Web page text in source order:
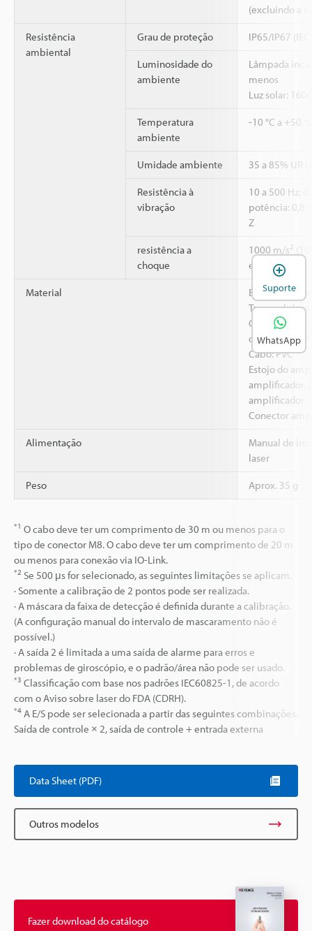
(excluindo a
Resistência
ambiental
Grau de proteção IP65/IP67
Luminosidade do
ambiente
Lâmpada
menos
Luz solar:
Temperatura
ambiente
-10 °C a +50
Umidade ambiente 35 a 85% UR
Resistência à
vibração
10 a 500 Hz;
potência:
Z
resistência a
choque
1000 m/s2
eixos X, Y e Z
Material
Estojo da
Tampa da
Gaxeta da
da lente),
Cabo: PVC
Estojo do
amplificador,
amplificador:
Conector
Alimentação
Manual de
laser
Peso Aprox. 35 g
*1 O cabo deve ter um comprimento de 30 m ou menos para o
tipo de conector M8. O cabo deve ter um comprimento de 20 m
ou menos para conexão via IO-Link.
*2 Se 500 μs for selecionado, as seguintes limitações se aplicam.
· Somente a calibração de 2 pontos pode ser realizada.
· A máscara da faixa de detecção é definida durante a calibração.
(A configuração manual do intervalo de mascaramento não é
possível.)
· A saída 2 é limitada a uma saída de alarme para erros e
problemas de giroscópio, e o padrão/área não pode ser usado.
*3 Classificação com base nos padrões IEC60825-1, de acordo
com o Aviso sobre laser do FDA (CDRH).
*4 A E/S pode ser selecionada a partir das seguintes combinações.
Saída de controle × 2, saída de controle + entrada externa
Data Sheet (PDF)
Outros modelos
Fazer download do catálogo
Suporte
WhatsApp